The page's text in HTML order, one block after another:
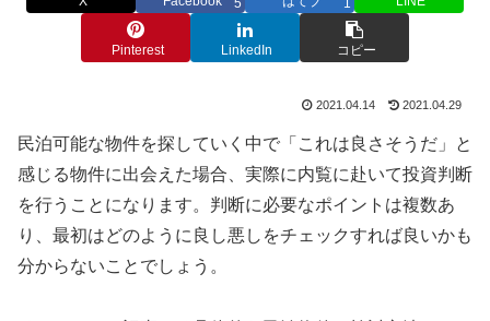
5 1
Pinterest LinkedIn コピー
2021.04.14 2021.04.29
民泊可能な物件を探していく中で「これは良さそうだ」と
感じる物件に出会えた場合、実際に内覧に赴いて投資判断
を行うことになります。判断に必要なポイントは複数あ
り、最初はどのように良し悪しをチェックすれば良いかも
分からないことでしょう。